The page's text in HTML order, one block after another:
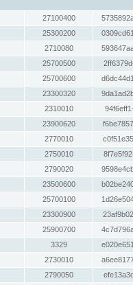
27100400
25300200
2710080
25700500
25700600
23300320
2310010
23900620
2770010
2750010
2790020
23500600
25700100
23300900
25900700
3329
2730010
2790050